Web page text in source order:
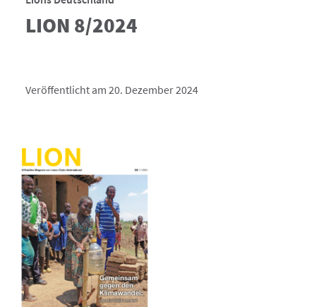
LION 8/2024
Veröffentlicht am 20. Dezember 2024